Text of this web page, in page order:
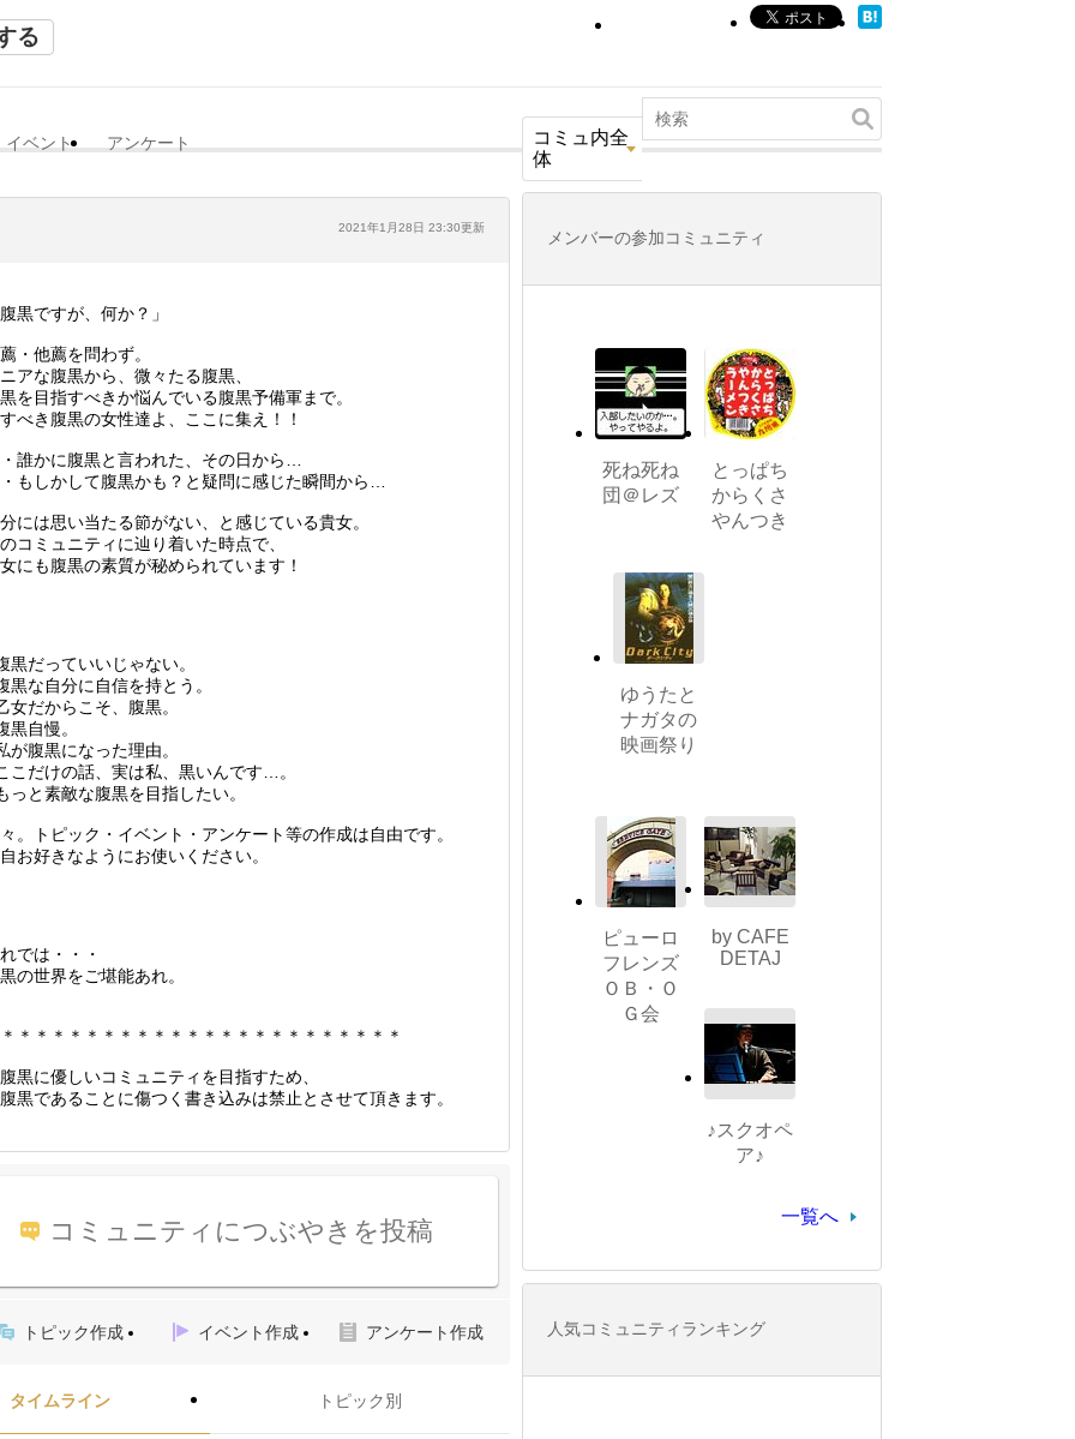
る
イベント アンケート
コミュ内全
体
2021年1月28日 23:30更新
黒ですが、何か？」
・他薦を問わず。
アな腹黒から、微々たる腹黒、
を目指すべきか悩んでいる腹黒予備軍まで。
べき腹黒の女性達よ、ここに集え！！
かに腹黒と言われた、その日から…
しかして腹黒かも？と疑問に感じた瞬間から…
には思い当たる節がない、と感じている貴女。
コミュニティに辿り着いた時点で、
にも腹黒の素質が秘められています！
黒だっていいじゃない。
黒な自分に自信を持とう。
女だからこそ、腹黒。
黒自慢。
が腹黒になった理由。
こだけの話、実は私、黒いんです…。
っと素敵な腹黒を目指したい。
。トピック・イベント・アンケート等の作成は自由です。
お好きなようにお使いください。
では・・・
の世界をご堪能あれ。
＊＊＊＊＊＊＊＊＊＊＊＊＊＊＊＊＊＊＊＊＊＊＊
黒に優しいコミュニティを目指すため、
であることに傷つく書き込みは禁止とさせて頂きます。
コミュニティにつぶやきを投稿
トピック作成 イベント作成 アンケート作成
タイムライン トピック別
メンバーの参加コミュニティ
死ね死ね
団＠レズ
とっぱち
からくさ
やんつき
ゆうたと
ナガタの
映画祭り
ピューロ
フレンズ
ＯＢ・Ｏ
Ｇ会
by CAFE
DETAJ
♪スクオペ
ア♪
一覧へ
人気コミュニティランキング